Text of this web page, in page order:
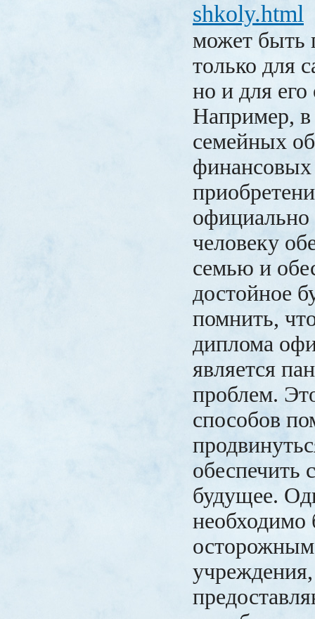
shkoly.html
может быть
только для
но и для
Например, в
семейных
финансовых
человеку
семью и
достойное
помнить,
диплома
является
проблем.
способов
обеспечить
будущее.
необходимо
учреждения,